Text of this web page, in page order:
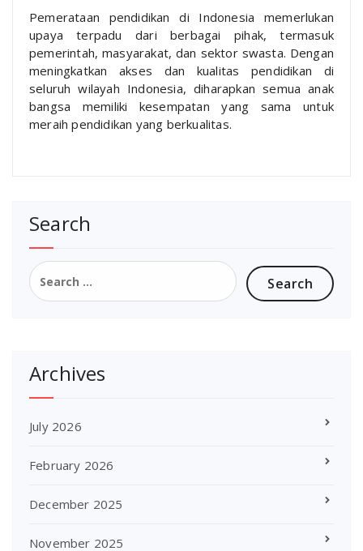
Pemerataan pendidikan di Indonesia memerlukan
upaya terpadu dari berbagai pihak, termasuk
pemerintah, masyarakat, dan sektor swasta. Dengan
meningkatkan akses dan kualitas pendidikan di
seluruh wilayah Indonesia, diharapkan semua anak
bangsa memiliki kesempatan yang sama untuk
meraih pendidikan yang berkualitas.
Search
Search
for:
Archives
July 2026
February 2026
December 2025
November 2025